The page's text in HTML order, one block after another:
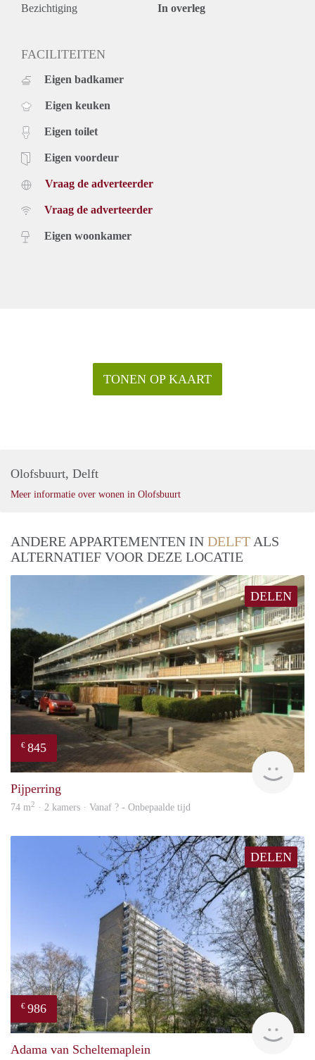
Bezichtiging In overleg
FACILITEITEN
Eigen badkamer
Eigen keuken
Eigen toilet
Eigen voordeur
Vraag de adverteerder
Vraag de adverteerder
Eigen woonkamer
TONEN OP KAART
Olofsbuurt, Delft
Meer informatie over wonen in Olofsbuurt
ANDERE APPARTEMENTEN IN DELFT ALS
ALTERNATIEF VOOR DEZE LOCATIE
DELEN
€ 845
Pijperring
74 m2 · 2 kamers · Vanaf ? - Onbepaalde tijd
DELEN
€ 986
Adama van Scheltemaplein